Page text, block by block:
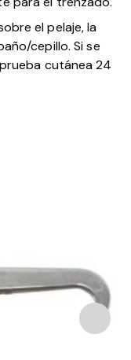
el pelaje, la
cepillo. Si se
cutánea 24